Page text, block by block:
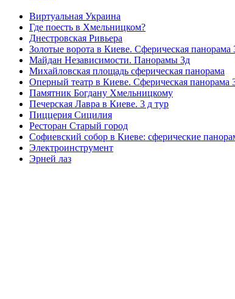
Виртуальная Украина
Где поесть в Хмельницком?
Днестровская Ривьера
Золотые ворота в Киеве. Сферическая панорама
Майдан Независимости. Панорамы 3д
Михайловская площадь сферическая панорама
Оперный театр в Киеве. Сферическая панорама
Памятник Богдану Хмельницкому
Печерская Лавра в Киеве. 3 д тур
Пиццерия Сицилия
Ресторан Старый город
Софиевский собор в Киеве: сферические
Электроинструмент
Эрней лаз